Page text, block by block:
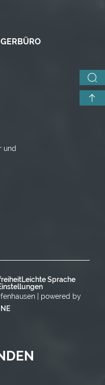
und
Uhr
Leichte Sprache
| powered by